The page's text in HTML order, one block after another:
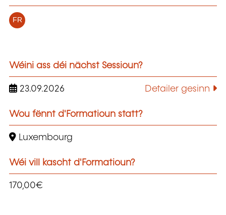
FR
Wéini ass déi nächst Sessioun?
23.09.2026 Detailer gesinn
Wou fënnt d'Formatioun statt?
Luxembourg
Wéi vill kascht d'Formatioun?
170,00€